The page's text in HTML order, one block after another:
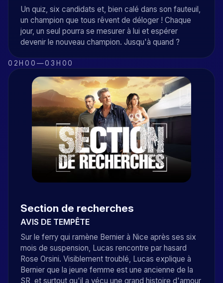
Un quiz, six candidats et, bien calé dans son fauteuil,
un champion que tous rêvent de déloger ! Chaque
jour, un seul pourra se mesurer à lui et espérer
devenir le nouveau champion. Jusqu'à quand ?
02H00 —03H00
Section de recherches
AVIS DE TEMPÊTE
Sur le ferry qui ramène Bernier à Nice après ses six
mois de suspension, Lucas rencontre par hasard
Rose Orsini. Visiblement troublé, Lucas explique à
Bernier que la jeune femme est une ancienne de la
SR, et surtout qu'il a vécu une grand histoire d'amour